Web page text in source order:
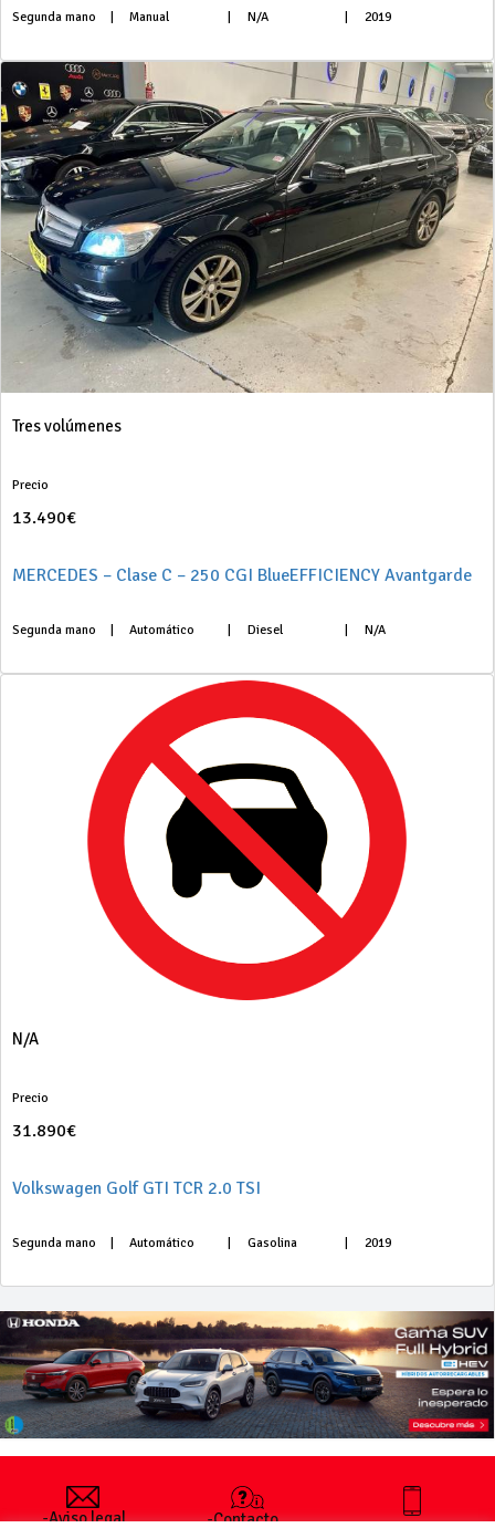
Segunda mano Manual N/A 2019
Tres volúmenes
Precio
13.490€
MERCEDES – Clase C – 250 CGI BlueEFFICIENCY Avantgarde
Segunda mano Automático Diesel N/A
N/A
Precio
31.890€
Volkswagen Golf GTI TCR 2.0 TSI
Segunda mano Automático Gasolina 2019
-Aviso legal -Contacto